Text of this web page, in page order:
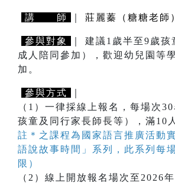
講 師 莊麗蓁（糖糖老師
參與對象
｜ 建議1歲半至9歲
成人陪同參加），歡迎幼兒園等
加。
參與方式
（1）一律採線上報名，每場次
孩童及同行家長師長等），滿10
註＊之課程為國家語言推廣活動
語說故事時間」系列，此系列每
限）
（2）線上開放報名場次至2026